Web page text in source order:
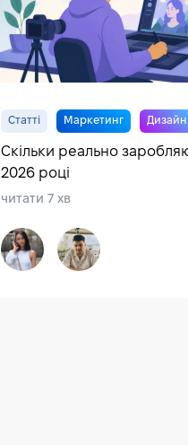
Статті Маркетинг Дизайн
Контент
Скільки реально
2026 році
читати 7 хв